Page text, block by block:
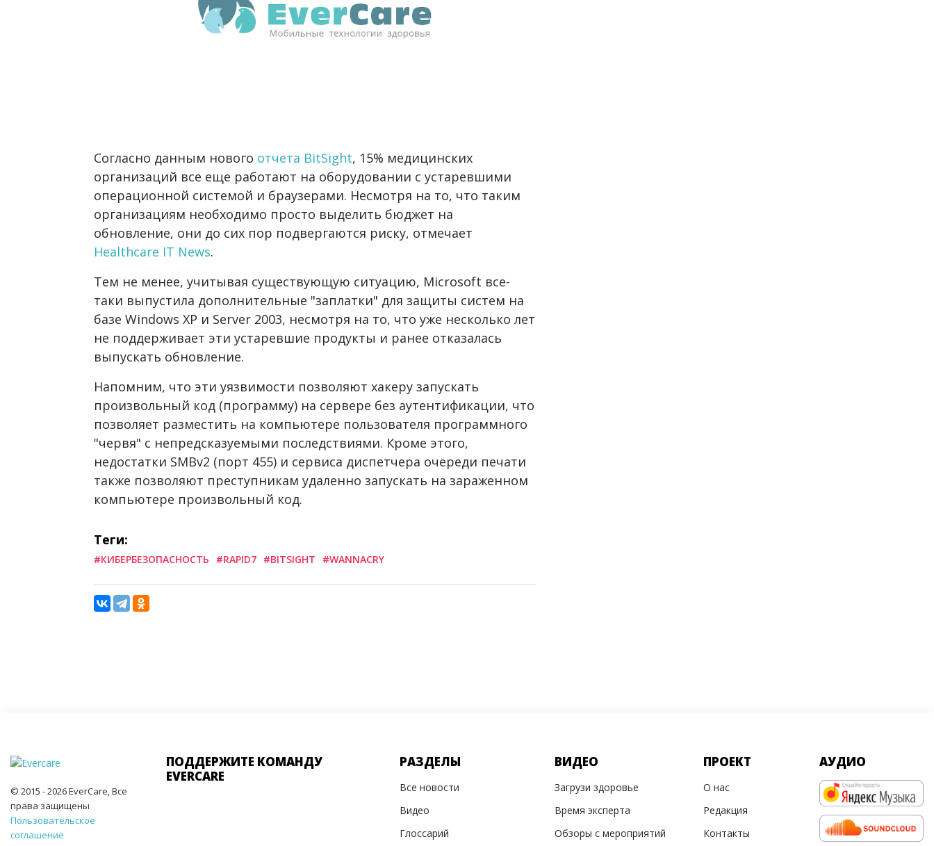
Согласно данным нового отчета BitSight, 15% медицинских
организаций все еще работают на оборудовании с устаревшими
операционной системой и браузерами. Несмотря на то, что таким
организациям необходимо просто выделить бюджет на
обновление, они до сих пор подвергаются риску, отмечает
Healthcare IT News.
Тем не менее, учитывая существующую ситуацию, Microsoft все-
таки выпустила дополнительные "заплатки" для защиты систем на
базе Windows XP и Server 2003, несмотря на то, что уже несколько лет
не поддерживает эти устаревшие продукты и ранее отказалась
выпускать обновление.
Напомним, что эти уязвимости позволяют хакеру запускать
произвольный код (программу) на сервере без аутентификации, что
позволяет разместить на компьютере пользователя программного
"червя" с непредсказуемыми последствиями. Кроме этого,
недостатки SMBv2 (порт 455) и сервиса диспетчера очереди печати
также позволяют преступникам удаленно запускать на зараженном
компьютере произвольный код.
Теги:
#КИБЕРБЕЗОПАСНОСТЬ #RAPID7 #BITSIGHT #WANNACRY
© 2015 - 2026 EverCare, Все
права защищены
Пользовательское
соглашение
ПОДДЕРЖИТЕ КОМАНДУ
EVERCARE
РАЗДЕЛЫ
Все новости
Видео
Глоссарий
ВИДЕО
Загрузи здоровье
Время эксперта
Обзоры с мероприятий
ПРОЕКТ
О нас
Редакция
Контакты
АУДИО